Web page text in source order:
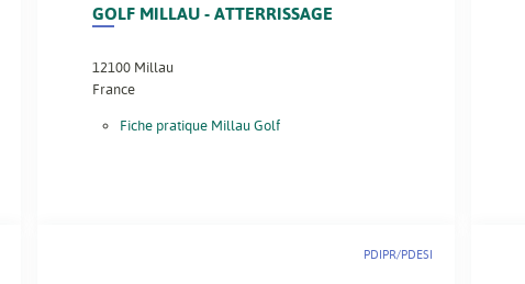
GOLF MILLAU - ATTERRISSAGE
12100 Millau
France
Fiche pratique Millau Golf
PDIPR/PDESI